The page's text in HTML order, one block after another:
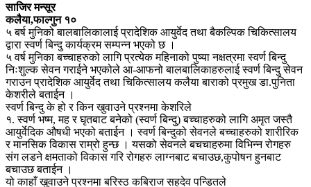
साजिर मन्सूर
कलैया,फाल्गुन १०
५ बर्ष मुनिको बालबालिकालाई प्रादेशिक आयुर्वेद तथा बैकल्पिक चिकित्सालय
द्वारा स्वर्ण बिन्दु कार्यक्रम सम्पन्न भएको छ ।
५ वर्ष मुनिका बच्चाहरुको लागि प्रत्येक महिनाको पुष्या नक्षत्रमा स्वर्ण बिन्दु
निःशुल्क सेवन गराईने भएकोले आ-आफनो बालबालिकाहरुलाई स्वर्ण बिन्दु सेवन
गराउन प्रादेशिक आयुर्वेद तथा चिकित्सालय कलैया बाराको प्रमुख डा.पुनिता
केशरीले बताईन ।
स्वर्ण बिन्दु के हो र किन खुवाउने प्रश्नमा केशरिले
१. स्वर्ण भष्म, मह र घृतबाट बनेको (स्वर्ण बिन्दु) बच्चाहरुको लागि अमृत जस्तै
आयुर्वेदिक औषधी भएको बताईन । स्वर्ण बिन्दुको सेवनले बच्चाहरुको शारीरिक
र मानसिक विकास राम्रो हुन्छ । यसको सेवनले बचचाहरुमा विभिन्न रोगहरु
संग लडने क्षमताको विकास गरि रोगहरु लाग्नबाट बचाउछ,कुपोषन हुनबाट
बचाउछ बताईन ।
यो काहाँ खुवाउने प्रश्नमा बरिस्ठ कबिराज सहदेव पन्डितले